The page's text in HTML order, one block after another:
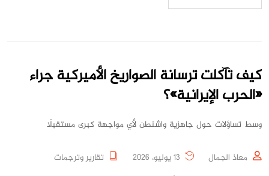
كيف تآكلت ترسانة الصواريخ الأميركية جراء
«الحرب الإيرانية»؟
وسط تساؤلات حول جاهزية واشنطن لأي مواجهة كبرى مستقبلًا
معاذ الجمال
تقارير وترجمات